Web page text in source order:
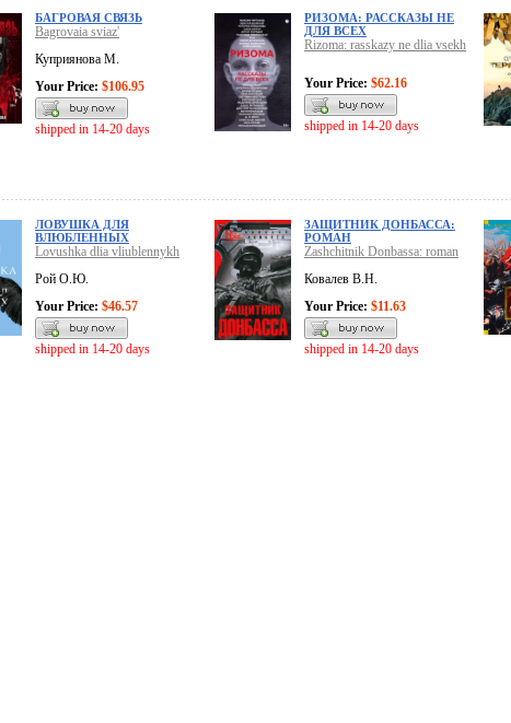
БАГРОВАЯ СВЯЗЬ
Bagrovaia sviaz'
Куприянова М.
Your Price: $106.95
shipped in 14-20 days
РИЗОМА: РАССКАЗЫ НЕ
ДЛЯ ВСЕХ
Rizoma: rasskazy ne dlia vsekh
Your Price: $62.16
shipped in 14-20 days
ЛОВУШКА ДЛЯ
ВЛЮБЛЕННЫХ
Lovushka dlia vliublennykh
Рой О.Ю.
Your Price: $46.57
shipped in 14-20 days
ЗАЩИТНИК ДОНБАССА:
РОМАН
Zashchitnik Donbassa: roman
Ковалев В.Н.
Your Price: $11.63
shipped in 14-20 days